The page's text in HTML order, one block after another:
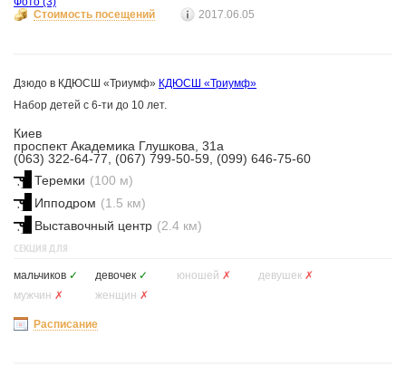
Стоимость посещений
2017.06.05
Дзюдо в КДЮСШ «Триумф» КДЮСШ «Триумф»
Набор детей с 6-ти до 10 лет.
Киев
проспект Академика Глушкова, 31а
(063) 322-64-77, (067) 799-50-59, (099) 646-75-60
Теремки (100 м)
Ипподром (1.5 км)
Выставочный центр (2.4 км)
СЕКЦИЯ ДЛЯ
мальчиков ✓ девочек ✓ юношей ✗ девушек ✗
мужчин ✗ женщин ✗
Расписание